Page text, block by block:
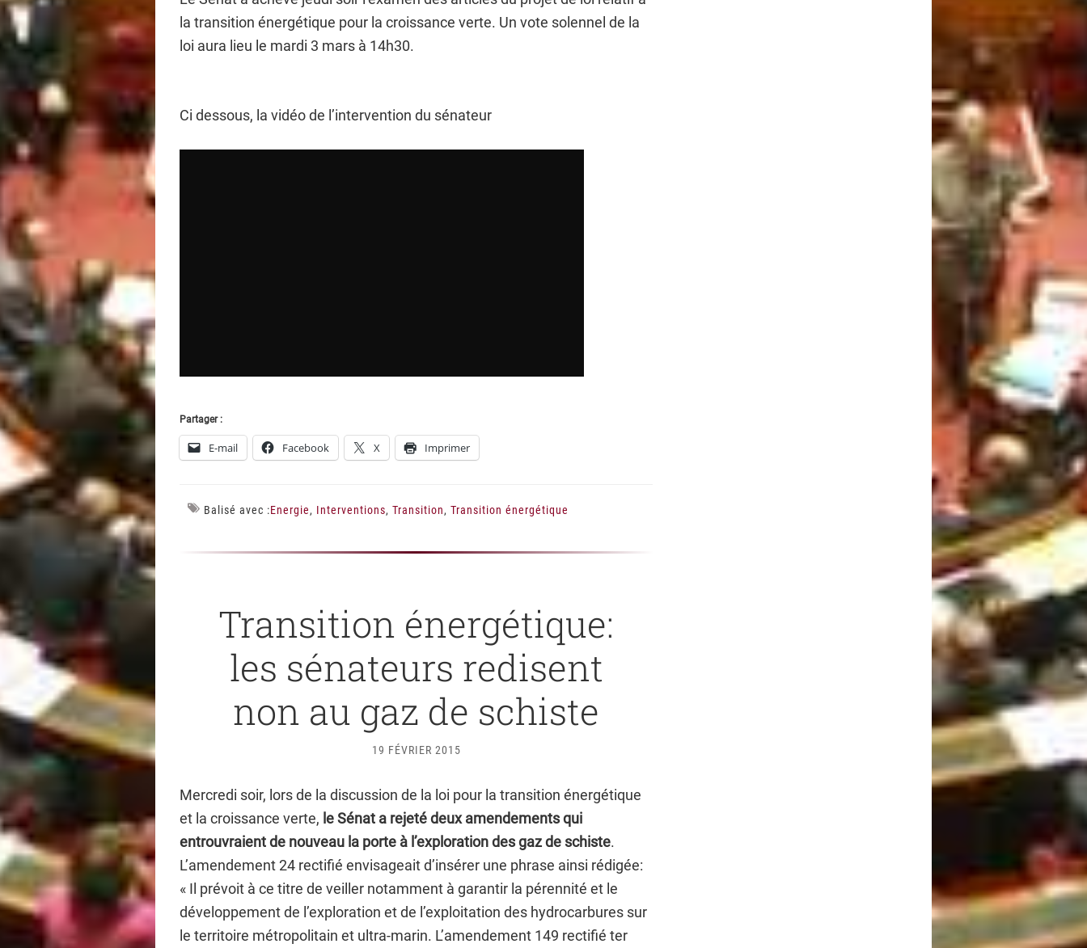
la transition énergétique pour la croissance verte. Un vote solennel de la
loi aura lieu le mardi 3 mars à 14h30.
Ci dessous, la vidéo de l’intervention du sénateur
Partager :
E-mail Facebook X Imprimer
Balisé avec :Energie, Interventions, Transition, Transition énergétique
Transition énergétique:
les sénateurs redisent
non au gaz de schiste
19 FÉVRIER 2015
Mercredi soir, lors de la discussion de la loi pour la transition énergétique
et la croissance verte, le Sénat a rejeté deux amendements qui
entrouvraient de nouveau la porte à l’exploration des gaz de schiste.
L’amendement 24 rectifié envisageait d’insérer une phrase ainsi rédigée:
« Il prévoit à ce titre de veiller notamment à garantir la pérennité et le
développement de l’exploration et de l’exploitation des hydrocarbures sur
le territoire métropolitain et ultra-marin. L’amendement 149 rectifié ter